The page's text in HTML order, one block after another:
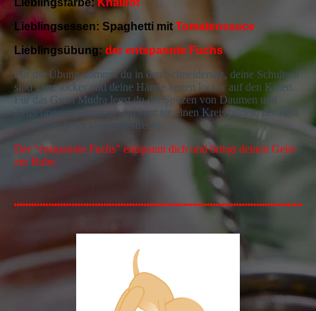
Lieblingsfarbe: Knallrot
Lieblingsessen: Spaghetti mit Tomatensauce
Lieblingsübung: der entspannte Fuchs
Für die Übung kommst du in den Schneidersitz, deine Schultern
sind ganz locker und deine Hände liegen locker auf den Knien.
Für das Gyan Mudra legst du die Spitzen von Daumen und
Zeigefinger zusammen und lässt sie einen Kreis bilden, der Rest
der Finger ist locker ausgestreckt.
Der "entspannte Fuchs" entspannt dich und bringt deinen Geist
zur Ruhe.